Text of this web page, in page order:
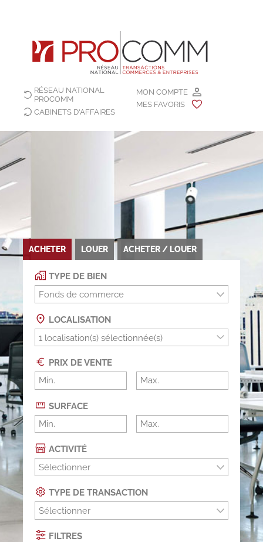
MON COMPTE
MES FAVORIS
RÉSEAU NATIONAL
PROCOMM
CABINETS D'AFFAIRES
ACHETER LOUER ACHETER / LOUER
TYPE DE BIEN
Fonds de commerce
LOCALISATION
PRIX DE VENTE
SURFACE
ACTIVITÉ
Sélectionner
TYPE DE TRANSACTION
Sélectionner
FILTRES